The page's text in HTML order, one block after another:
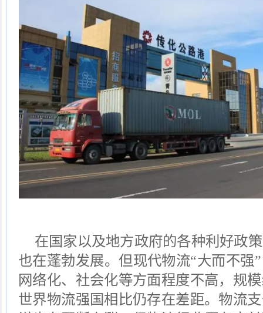
在国家以及地方政府的各种利好政
也在蓬勃发展。但现代物流“大而不强
网络化、社会化等方面程度不高，规
世界物流强国相比仍存在差距。 物流